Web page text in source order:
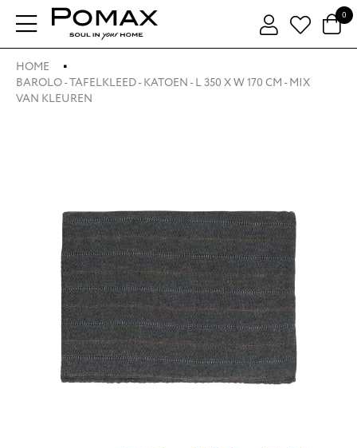
0
HOME
BAROLO - TAFELKLEED - KATOEN - L 350 X W 170 CM - MIX
VAN KLEUREN